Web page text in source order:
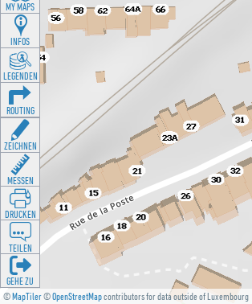
©MapTiler©OpenStreetMapcontributors for data outside of Luxembourg
MY MAPS
INFOS
LEGENDEN
ROUTING
ZEICHNEN
MESSEN
DRUCKEN
TEILEN
GEHE ZU